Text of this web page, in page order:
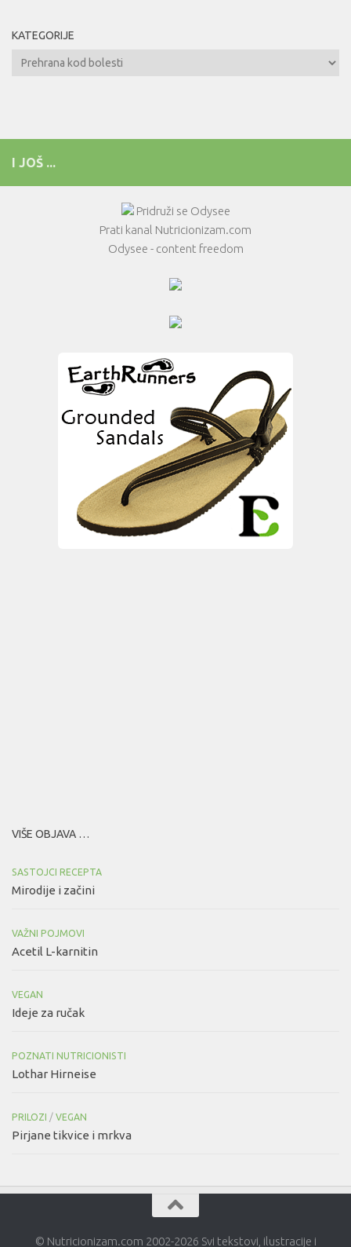
KATEGORIJE
Kategorije
I JOŠ ...
Pridruži se Odysee
Prati kanal Nutricionizam.com
Odysee - content freedom
VIŠE OBJAVA …
SASTOJCI RECEPTA
Mirodije i začini
VAŽNI POJMOVI
Acetil L-karnitin
VEGAN
Ideje za ručak
POZNATI NUTRICIONISTI
Lothar Hirneise
PRILOZI / VEGAN
Pirjane tikvice i mrkva
© Nutricionizam.com 2002-2026 Svi tekstovi, ilustracije i